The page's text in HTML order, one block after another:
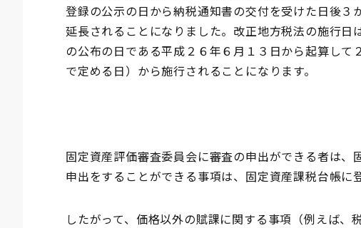
登録の公示の日から納税通知書の交付を受けた日後３
延長されることになりました。改正地方税法の施行日
の公布の日である平成２６年６月１３日から起算して
で定める日）から施行されることになります。
固定資産評価審査委員会に審査の申出ができる者は、
申出をすることができる事項は、固定資産課税台帳に
したがって、価格以外の賦課に関する事項（例えば、